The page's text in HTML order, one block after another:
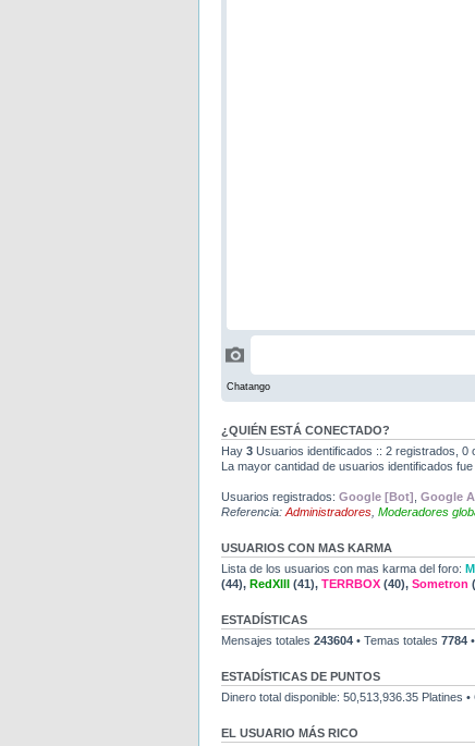
¿QUIÉN ESTÁ CONECTADO?
Hay 3 Usuarios identificados :: 2 registrados,
La mayor cantidad de usuarios identificados fue
Usuarios registrados: Google [Bot] Google
Referencia: Administradores Moderadores
USUARIOS CON MAS KARMA
Lista de los usuarios con mas karma del foro:
(44), RedXIII (41), TERRBOX (40), Sometron
ESTADÍSTICAS
Mensajes totales 243604 • Temas totales 7784
ESTADÍSTICAS DE PUNTOS
Dinero total disponible: 50,513,936.35 Platines
EL USUARIO MÁS RICO